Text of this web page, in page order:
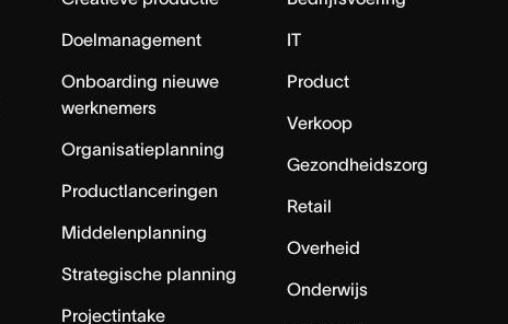
Doelmanagement
Onboarding nieuwe
werknemers
Organisatieplanning
Productlanceringen
Middelenplanning
Strategische planning
Projectintake
IT
Product
Verkoop
Gezondheidszorg
Retail
Overheid
Onderwijs